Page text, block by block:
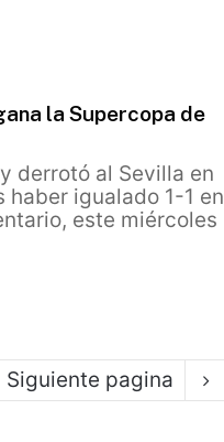
la Supercopa de
derrotó al Sevilla en
igualado 1-1 en
este miércoles
Siguiente pagina